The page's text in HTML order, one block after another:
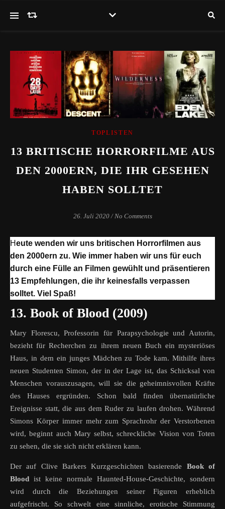
TOPLISTEN
13 BRITISCHE HORRORFILME AUS
DEN 2000ERN, DIE IHR GESEHEN
HABEN SOLLTET
26. Juli 2020 / No Comments
Heute wenden wir uns britischen Horrorfilmen aus
den 2000ern zu. Wie immer haben wir uns für euch
durch eine Fülle an Filmen gewühlt und präsentieren
13 Empfehlungen, die ihr keinesfalls verpassen
solltet. Viel Spaß!
13. Book of Blood (2009)
Mary Florescu, Professorin für Parapsychologie und Autorin,
bezieht für Recherchen zu ihrem neuen Buch ein mysteriöses
Haus, in dem ein junges Mädchen zu Tode kam. Mithilfe ihres
neuen Studenten Simon, der in der Lage ist, das Schicksal von
Menschen vorauszusagen, will sie die geheimnisvollen Kräfte
des Hauses ergründen. Schon bald finden übernatürliche
Ereignisse statt, die aus dem Ruder zu laufen drohen. Während
Simons Körper immer mehr zum Sprachrohr der Verstorbenen
wird, beginnt auch Mary selbst, schreckliche Vision von Toten
zu sehen, die sie sich nicht erklären kann.
Der auf Clive Barkers Kurzgeschichten basierende Book of
Blood ist keine normale Haunted-House-Geschichte, sondern
wird durch die Beziehungen seiner Figuren erheblich
aufgefrischt. So schwelt eine sinnliche, erotische Stimmung